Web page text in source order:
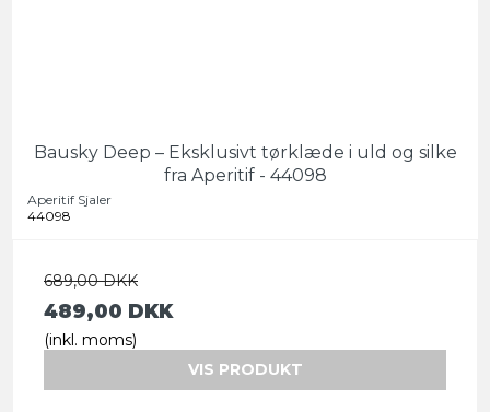
Bausky Deep – Eksklusivt tørklæde i uld og silke
fra Aperitif - 44098
Aperitif Sjaler
44098
689,00 DKK
489,00 DKK
(inkl. moms)
VIS PRODUKT